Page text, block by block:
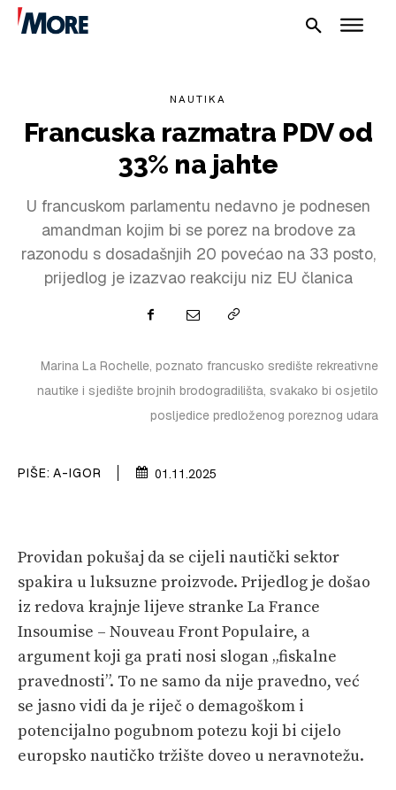
NAUTIKA
SPORT
SPIZA
PRETPLATA
NAUTIKA
Francuska razmatra PDV od
33% na jahte
U francuskom parlamentu nedavno je podnesen
amandman kojim bi se porez na brodove za
razonodu s dosadašnjih 20 povećao na 33 posto,
prijedlog je izazvao reakciju niz EU članica
Marina La Rochelle, poznato francusko središte rekreativne
nautike i sjedište brojnih brodogradilišta, svakako bi osjetilo
posljedice predloženog poreznog udara
PIŠE: A-IGOR 01.11.2025
Providan pokušaj da se cijeli nautički sektor
spakira u luksuzne proizvode. Prijedlog je došao
iz redova krajnje lijeve stranke La France
Insoumise – Nouveau Front Populaire, a
argument koji ga prati nosi slogan „fiskalne
pravednosti”. To ne samo da nije pravedno, već
se jasno vidi da je riječ o demagoškom i
potencijalno pogubnom potezu koji bi cijelo
europsko nautičko tržište doveo u neravnotežu.